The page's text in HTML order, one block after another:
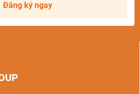
Đăng ký ngay